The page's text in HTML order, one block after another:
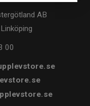
AB
00